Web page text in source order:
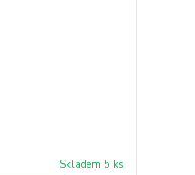
Skladem 5 ks